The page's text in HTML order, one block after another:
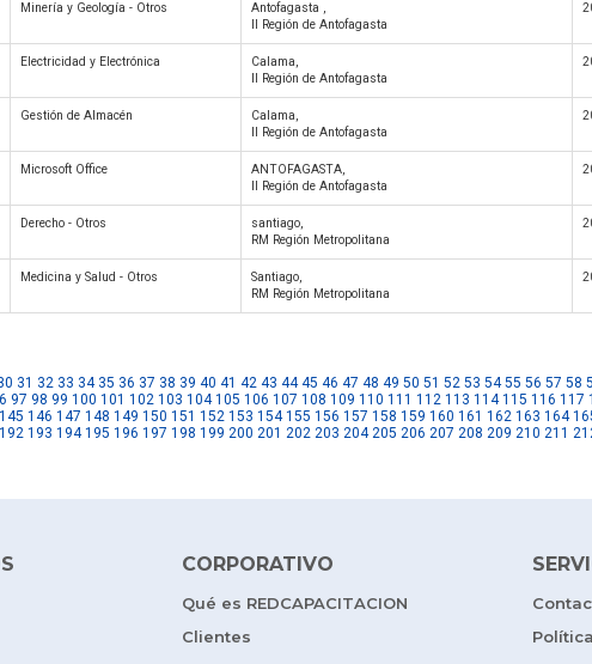
Minería y Geología - Otros
Antofagasta ,
II Región de Antofagasta
Electricidad y Electrónica
Calama,
II Región de Antofagasta
Gestión de Almacén
Calama,
II Región de Antofagasta
Microsoft Office
ANTOFAGASTA,
II Región de Antofagasta
Derecho - Otros
santiago,
RM Región Metropolitana
Medicina y Salud - Otros
Santiago,
RM Región Metropolitana
31 32 33 34 35 36 37 38 39 40 41 42 43 44 45 46 47 48 49 50 51 52 53 54 55 56 57 58
97 98 99 100 101 102 103 104 105 106 107 108 109 110 111 112 113 114 115 116 117
145 146 147 148 149 150 151 152 153 154 155 156 157 158 159 160 161 162 163 164
192 193 194 195 196 197 198 199 200 201 202 203 204 205 206 207 208 209 210 211
CORPORATIVO
Qué es REDCAPACITACION
Clientes